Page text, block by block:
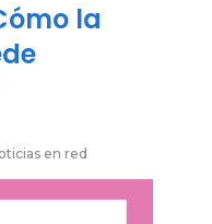
la
en red